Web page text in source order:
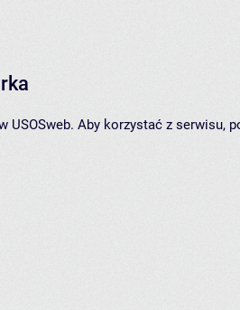
USOSweb. Aby korzystać z serwisu,